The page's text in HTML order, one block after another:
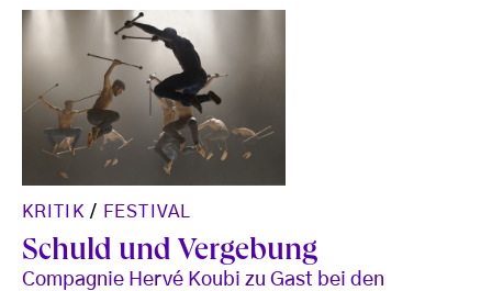
KRITIK / FESTIVAL
Schuld und Vergebung
Compagnie Hervé Koubi zu Gast bei den